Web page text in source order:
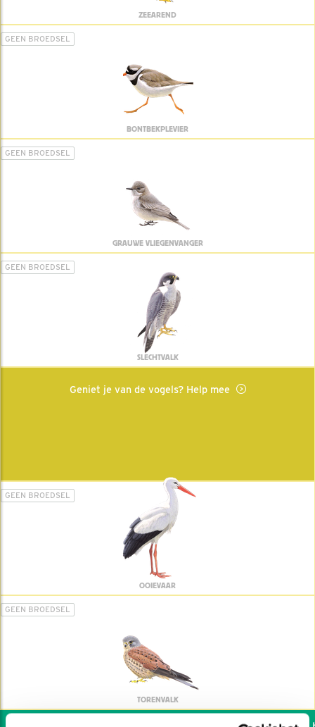
ZEEAREND
GEEN BROEDSEL
BONTBEKPLEVIER
GEEN BROEDSEL
GRAUWE VLIEGENVANGER
GEEN BROEDSEL
SLECHTVALK
Geniet je van de vogels? Help mee
GEEN BROEDSEL
OOIEVAAR
GEEN BROEDSEL
TORENVALK